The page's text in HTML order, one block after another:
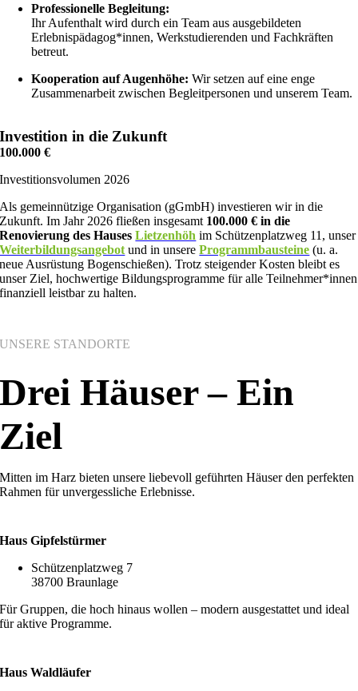
Professionelle Begleitung:
Ihr Aufenthalt wird durch ein Team aus ausgebildeten
Erlebnispädagog*innen, Werkstudierenden und Fachkräften
betreut.
Kooperation auf Augenhöhe: Wir setzen auf eine enge
Zusammenarbeit zwischen Begleitpersonen und unserem Team.
Investition in die Zukunft
100.000 €
Investitionsvolumen 2026
Als gemeinnützige Organisation (gGmbH) investieren wir in die
Zukunft.Im Jahr 2026 fließen insgesamt 100.000 € in die
Renovierung des HausesLietzenhöh im Schützenplatzweg 11, unser
Weiterbildungsangebot und in unsereProgrammbausteine (u. a.
neue Ausrüstung Bogenschießen).Trotz steigender Kosten bleibt es
unser Ziel, hochwertige Bildungsprogramme für alle Teilnehmer*innen
finanziell leistbar zu halten.
UNSERE STANDORTE
Drei Häuser – Ein
Ziel
Mitten im Harz bieten unsere liebevoll geführten Häuser den perfekten
Rahmen für unvergessliche Erlebnisse.
Haus Gipfelstürmer
Schützenplatzweg 7
38700 Braunlage
Für Gruppen, die hoch hinaus wollen – modern ausgestattet und ideal
für aktive Programme.
Haus Waldläufer